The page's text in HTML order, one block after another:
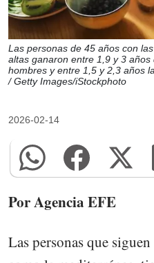
Las personas de 45 años con
altas ganaron entre 1,9 y 3
hombres y entre 1,5 y 2,3 años
/ Getty Images/iStockphoto
2026-02-14
Por Agencia EFE
Las personas que